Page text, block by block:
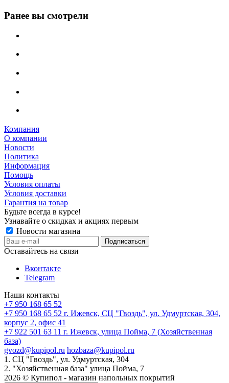
Ранее вы смотрели
Компания
О компании
Новости
Политика
Информация
Помощь
Условия оплаты
Условия доставки
Гарантия на товар
Будьте всегда в курсе!
Узнавайте о скидках и акциях первым
Новости магазина
Оставайтесь на связи
Вконтакте
Telegram
Наши контакты
+7 950 168 65 52
+7 950 168 65 52 г. Ижевск, СЦ "Гвоздь", ул. Удмуртская, 304,
корпус 2, офис 41
+7 922 501 63 11 г. Ижевск, улица Пойма, 7 (Хозяйственная
база)
gvozd@kupipol.ru hozbaza@kupipol.ru
1. СЦ "Гвоздь", ул. Удмуртская, 304
2. "Хозяйственная база" улица Пойма, 7
2026 © Купипол - магазин напольных покрытий